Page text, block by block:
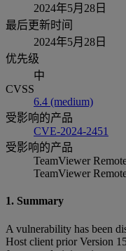
2024年5月28日
最后更新时间
2024年5月28日
优先级
中
CVSS
6.4 (medium)
受影响的产品
CVE-2024-2451
受影响的产品
TeamViewer
TeamViewer
1. Summary
A vulnerability has been
Host client prior Version